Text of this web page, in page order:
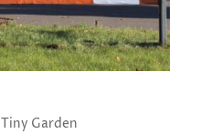
Tiny Garden